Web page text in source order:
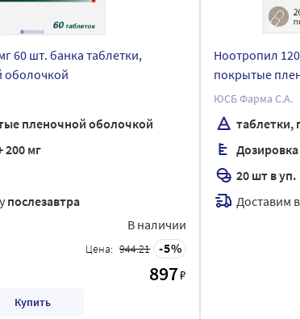
60 шт. банка таблетки,
оболочкой
пленочной оболочкой
200 мг
послезавтра
В наличии
Цена: 944.21 5
897₽
Купить
Ноотропил
покрытые
ЮСБ Фарма С.А.
таблетки,
Дозировка
20 шт в уп.
Доставим